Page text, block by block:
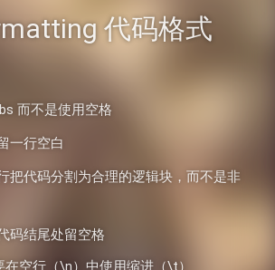
代码格式
而不是使用空格
一行空白
把代码分割为合理的逻辑块，而不是非
码结尾处留空格
在空行（\n）中使用缩进（\t）